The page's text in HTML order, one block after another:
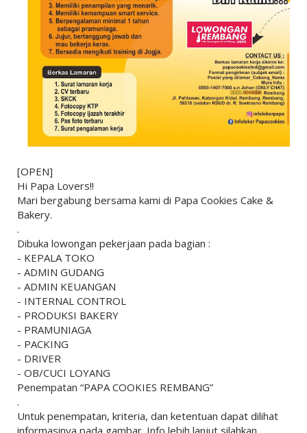
[OPEN]
Hi Papa Lovers!!
Mari bergabung bersama kami di Papa Cookies Cake &
Bakery.
.
Dibuka lowongan pekerjaan pada bagian :
- KEPALA TOKO
- ADMIN GUDANG
- ADMIN KEUANGAN
- INTERNAL CONTROL
- PRODUKSI BAKERY
- PRAMUNIAGA
- PACKING
- DRIVER
- OB/CUCI LOYANG
Penempatan “PAPA COOKIES REMBANG”
.
Untuk penempatan, kriteria, dan ketentuan dapat dilihat
informasinya pada gambar. Info lebih lanjut silahkan